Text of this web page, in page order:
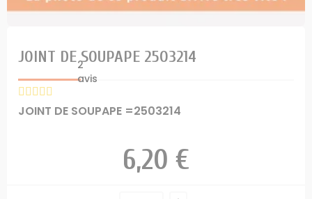
JOINT DE SOUPAPE 2503214
2
avis
JOINT DE SOUPAPE =2503214
6,20 €